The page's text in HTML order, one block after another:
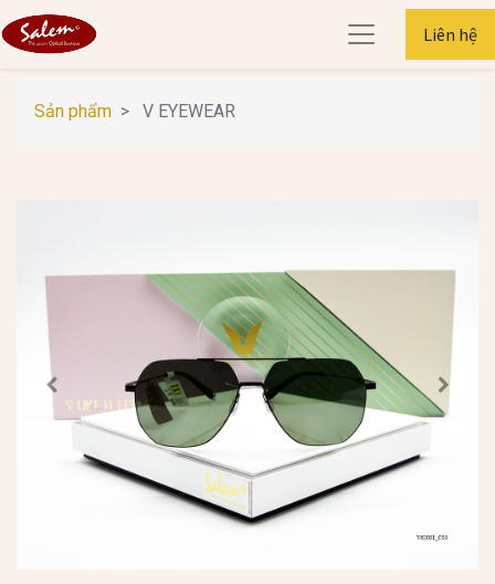
Liên hệ
Sản phẩm V EYEWEAR